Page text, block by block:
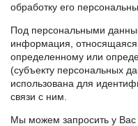
обработку его
Под персональными
информация,
определенному или
(субъекту персональных
использована для
связи с ним.
Мы можем запросить у